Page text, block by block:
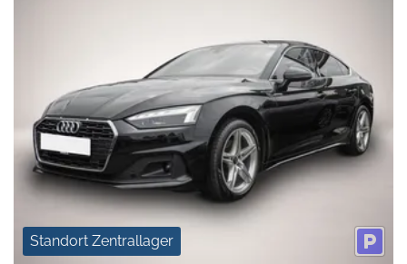
Standort Zentrallager